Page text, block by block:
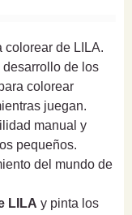
colorear de LILA.
desarrollo de los
colorear
juegan.
manual y
pequeños.
del mundo de
LILA y pinta los